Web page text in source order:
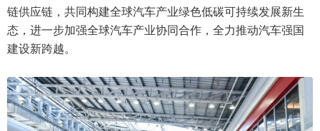
链供应链，共同构建全球汽车产业绿色低碳可持续发展新生
态，进一步加强全球汽车产业协同合作，全力推动汽车强国
建设新跨越。